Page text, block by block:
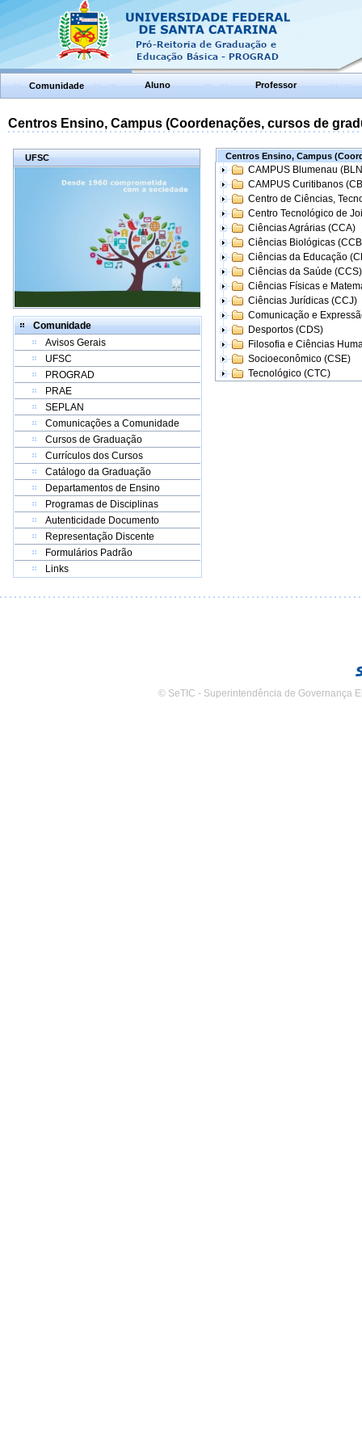
Comunidade Aluno Professor
Centros Ensino, Campus (Coordenações, cursos de
UFSC
Comunidade
Avisos Gerais
UFSC
PROGRAD
PRAE
SEPLAN
Comunicações a Comunidade
Cursos de Graduação
Currículos dos Cursos
Catálogo da Graduação
Departamentos de Ensino
Programas de Disciplinas
Autenticidade Documento
Representação Discente
Formulários Padrão
Links
Centros Ensino, Campus
CAMPUS Blumenau
CAMPUS Curitibanos
Centro de Ciências,
Centro Tecnológico de
Ciências Agrárias (CCA)
Ciências Biológicas
Ciências da Educação
Ciências da Saúde (CCS)
Ciências Físicas e
Ciências Jurídicas (CCJ)
Comunicação e
Desportos (CDS)
Filosofia e Ciências
Socioeconômico (CSE)
Tecnológico (CTC)
© SeTIC - Superintendência de Governança